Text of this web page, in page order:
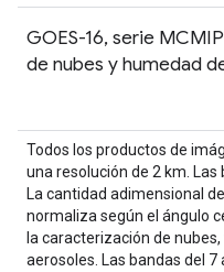
GOES-16, serie
de nubes y humedad
Todos los productos de
una resolución de 2 km. Las
La cantidad adimensional
normaliza según el ángulo
la caracterización de
aerosoles. Las bandas del